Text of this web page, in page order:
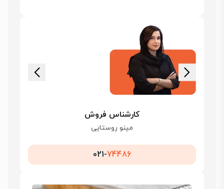
کارشناس فروش
مینو روستایی
021-74486